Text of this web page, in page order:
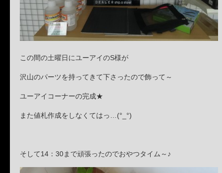
この間の土曜日にユーアイのS様が
沢山のパーツを持ってきて下さったので飾って～
ユーアイコーナーの完成★
また値札作成をしなくてはっ…(°_°)
そして14：30まで頑張ったのでおやつタイム～♪